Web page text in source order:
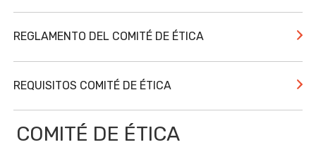
REGLAMENTO DEL COMITÉ DE ÉTICA
REQUISITOS COMITÉ DE ÉTICA
COMITÉ DE ÉTICA